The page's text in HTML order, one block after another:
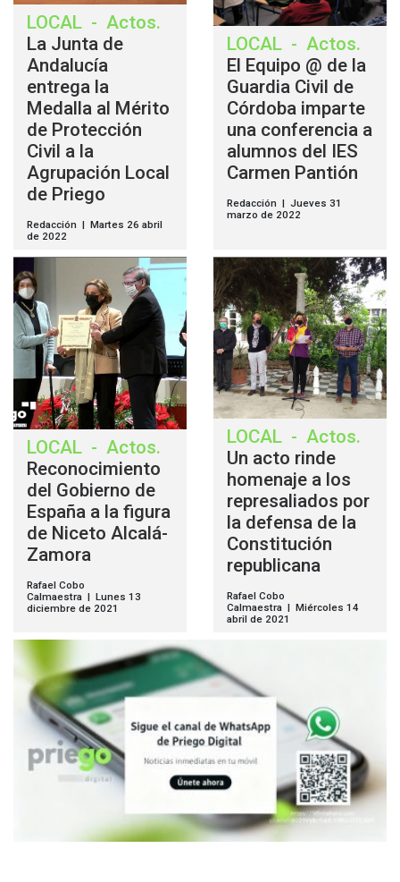
LOCAL - Actos.
La Junta de
Andalucía
entrega la
Medalla al Mérito
de Protección
Civil a la
Agrupación Local
de Priego
Redacción | Martes 26 abril
de 2022
LOCAL - Actos.
El Equipo @ de la
Guardia Civil de
Córdoba imparte
una conferencia a
alumnos del IES
Carmen Pantión
Redacción | Jueves 31
marzo de 2022
LOCAL - Actos.
Reconocimiento
del Gobierno de
España a la figura
de Niceto Alcalá-
Zamora
Rafael Cobo
Calmaestra | Lunes 13
diciembre de 2021
LOCAL - Actos.
Un acto rinde
homenaje a los
represaliados por
la defensa de la
Constitución
republicana
Rafael Cobo
Calmaestra | Miércoles 14
abril de 2021